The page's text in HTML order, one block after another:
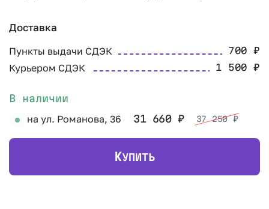
Доставка
Пункты выдачи СДЭК 700₽
Курьером СДЭК 1 500₽
В наличии
на ул. Романова, 36 31 660₽ 37 250₽
КУПИТЬ